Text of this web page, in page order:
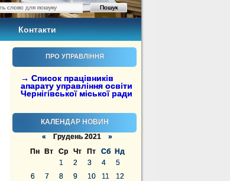
Контакти
ПРО УПРАВЛІННЯ
→ Список працівників
апарату управління освіти
Чернігівської міської ради
КАЛЕНДАР НОВИН
« Грудень 2021 »
Пн
Вт Ср Чт Пт Сб
Нд
1
2 3 4
5
6
7 8 9 10 11
12